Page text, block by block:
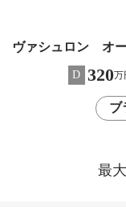
ヴァシュロン オ
D 320万
ブ
最